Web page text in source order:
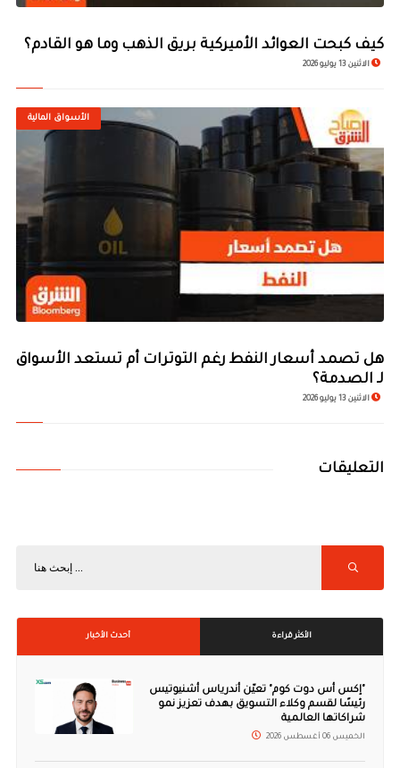
كيف كبحت العوائد الأميركية بريق الذهب وما هو القادم؟
الاثنين 13 يوليو 2026
الأسواق المالية
هل تصمد أسعار النفط رغم التوترات أم تستعد الأسواق
لـ الصدمة؟
الاثنين 13 يوليو 2026
التعليقات
الأكثر قراءة أحدث الأخبار
"إكس أس دوت كوم" تعيّن أندرياس أشنيوتيس
رئيسًا لقسم وكلاء التسويق بهدف تعزيز نمو
شراكاتها العالمية
الخميس 06 أغسطس 2026